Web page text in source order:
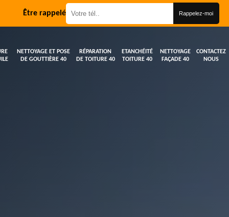
Être rappelé
NETTOYAGE ET POSE
DE GOUTTIÈRE 40
RÉPARATION
DE TOITURE 40
ETANCHÉITÉ
TOITURE 40
NETTOYAGE
FAÇADE 40
CONTACTEZ
NOUS